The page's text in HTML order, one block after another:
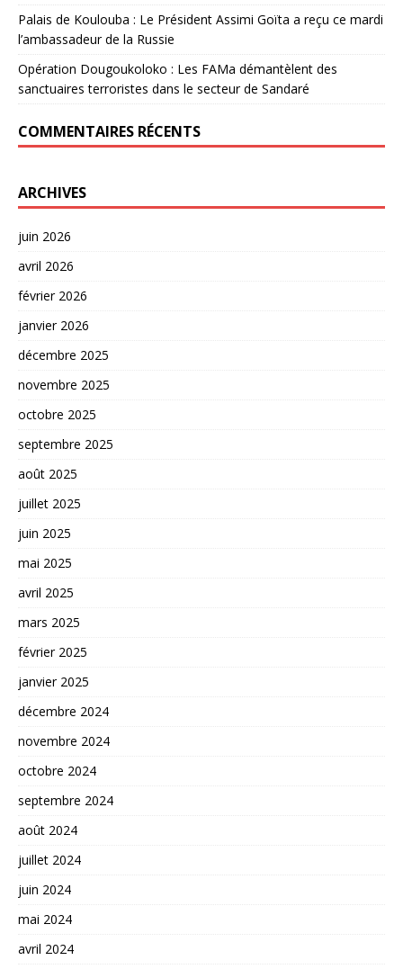
Palais de Koulouba : Le Président Assimi Goïta a reçu ce mardi
l’ambassadeur de la Russie
Opération Dougoukoloko : Les FAMa démantèlent des
sanctuaires terroristes dans le secteur de Sandaré
COMMENTAIRES RÉCENTS
ARCHIVES
juin 2026
avril 2026
février 2026
janvier 2026
décembre 2025
novembre 2025
octobre 2025
septembre 2025
août 2025
juillet 2025
juin 2025
mai 2025
avril 2025
mars 2025
février 2025
janvier 2025
décembre 2024
novembre 2024
octobre 2024
septembre 2024
août 2024
juillet 2024
juin 2024
mai 2024
avril 2024